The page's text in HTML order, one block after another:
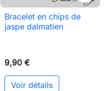
Bracelet en chips de
jaspe dalmatien
9,90 €
Voir détails